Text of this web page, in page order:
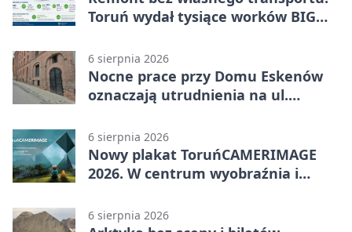
Toruń wydał tysiące worków BIG
6 sierpnia 2026
Nocne prace przy Domu Eskenów
oznaczają utrudnienia na ul.
6 sierpnia 2026
Nowy plakat ToruńCAMERIMAGE
2026. W centrum wyobraźnia i
6 sierpnia 2026